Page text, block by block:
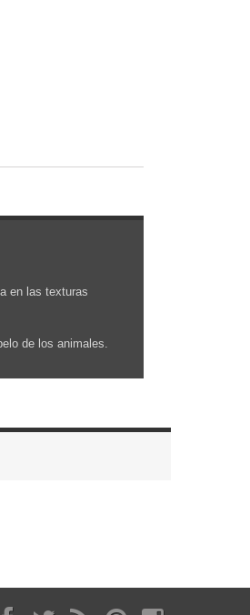
en las texturas
de los animales.